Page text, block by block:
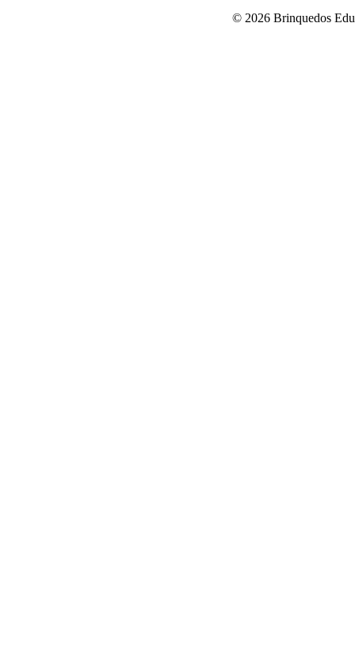
© 2026 Brinquedos